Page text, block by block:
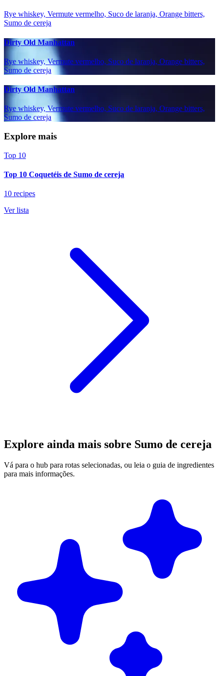
Rye whiskey, Vermute vermelho, Suco de laranja, Orange bitters,
Sumo de cereja
Dirty Old Manhattan
Rye whiskey, Vermute vermelho, Suco de laranja, Orange bitters,
Sumo de cereja
Dirty Old Manhattan
Rye whiskey, Vermute vermelho, Suco de laranja, Orange bitters,
Sumo de cereja
Explore mais
Top 10
Top 10 Coquetéis de Sumo de cereja
10 recipes
Ver lista
Explore ainda mais sobre Sumo de cereja
Vá para o hub para rotas selecionadas, ou leia o guia de ingredientes
para mais informações.